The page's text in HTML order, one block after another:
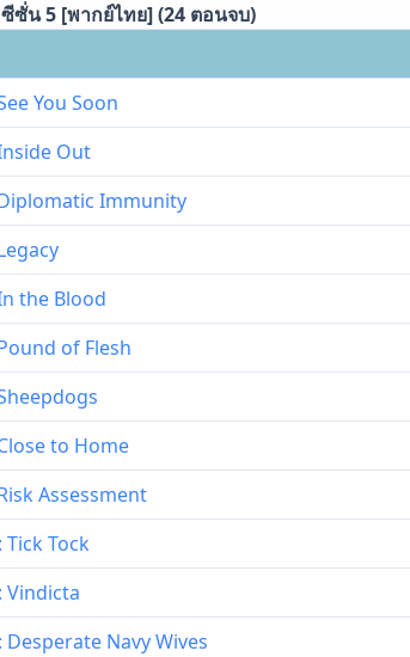
ซั่น 5 [พากย์ไทย] (24 ตอนจบ)
You Soon
Out
Diplomatic Immunity
the Blood
of Flesh
to Home
Assessment
Tick Tock
Vindicta
Desperate Navy Wives